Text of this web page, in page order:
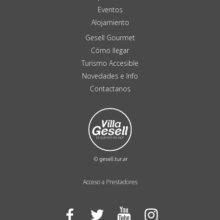
Acceso a Prestadores
Eventos
Alojamiento
Gesell Gourmet
Cómo llegar
Turismo Accesible
Novedades e Info
Contactanos
Facebook Twitter YouTube